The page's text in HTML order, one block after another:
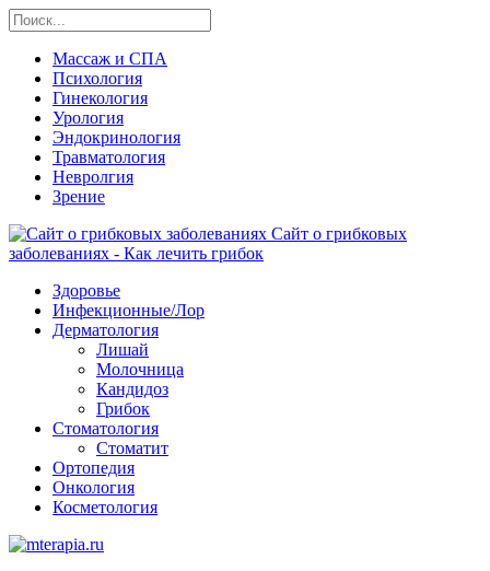
Массаж и СПА
Психология
Гинекология
Урология
Эндокринология
Травматология
Невролгия
Зрение
Сайт о грибковых
заболеваниях - Как лечить грибок
Здоровье
Инфекционные/Лор
Дерматология
Лишай
Молочница
Кандидоз
Грибок
Стоматология
Стоматит
Ортопедия
Онкология
Косметология